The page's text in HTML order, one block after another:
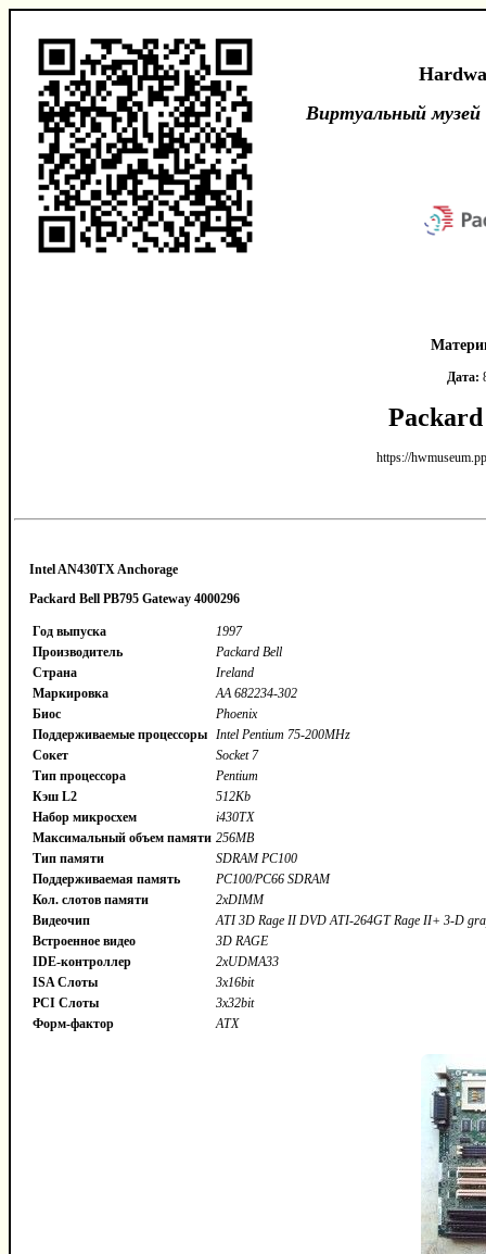
Виртуальный
Дата:
https://
Intel AN430TX Anchorage
Packard Bell PB795 Gateway 4000296
Год выпуска
1997
Производитель
Packard Bell
Страна
Ireland
Маркировка
AA 682234-302
Биос
Phoenix
Поддерживаемые процессоры Intel Pentium 75-200MHz
Сокет
Socket 7
Тип процессора
Pentium
Кэш L2
512Kb
Набор микросхем
i430TX
Максимальный объем памяти 256MB
Тип памяти
SDRAM PC100
Поддерживаемая память
PC100/PC66 SDRAM
Кол. слотов памяти
2xDIMM
Видеочип
ATI 3D Rage II DVD ATI-264GT Rage II+ 3-D
Встроенное видео
3D RAGE
IDE-контроллер
2xUDMA33
ISA Слоты
3x16bit
PCI Слоты
3x32bit
Форм-фактор
ATX